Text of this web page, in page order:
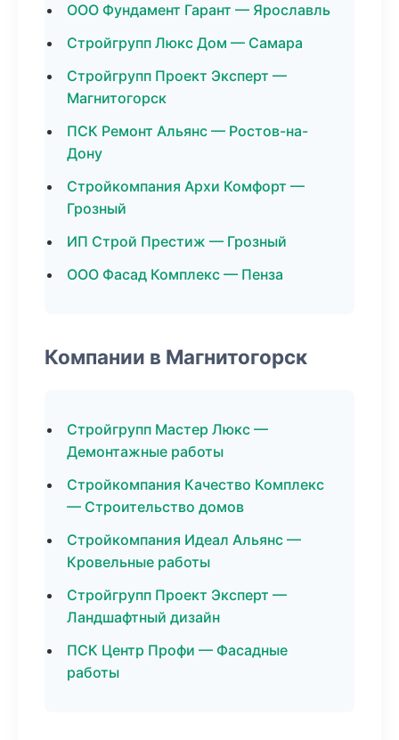
ООО Фундамент Гарант — Ярославль
Стройгрупп Люкс Дом — Самара
Стройгрупп Проект Эксперт —
Магнитогорск
ПСК Ремонт Альянс — Ростов-на-
Дону
Стройкомпания Архи Комфорт —
Грозный
ИП Строй Престиж — Грозный
ООО Фасад Комплекс — Пенза
Компании в Магнитогорск
Стройгрупп Мастер Люкс —
Демонтажные работы
Стройкомпания Качество Комплекс
— Строительство домов
Стройкомпания Идеал Альянс —
Кровельные работы
Стройгрупп Проект Эксперт —
Ландшафтный дизайн
ПСК Центр Профи — Фасадные
работы